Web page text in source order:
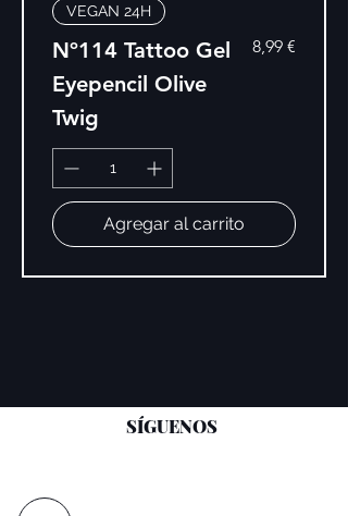
VEGAN 24H
Nº114 Tattoo Gel
Eyepencil Olive
Twig
Precio
8,99 €
Agregar al carrito
SÍGUENOS